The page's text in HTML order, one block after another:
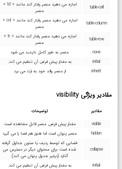
table-cell
اجازه می دهید عنصر رفتار کند مانند < td >
عنصر
table-column
اجازه می دهید عنصر رفتار کند مانند < col >
عنصر
table-row
اجازه می دهید عنصر رفتار کند مانند < tr >
عنصر
none
عنصر به طور کامل ناپدید می شود
initial
به مقدار پیش فرض آن تنظیم می کند.
inherit
از عنصر والد خود به ارث می برد
مقادیر ویژگی visibility
مقادیر توضیحات
visible
مقدار پیش فرض. عنصر قابل مشاهده است
hidden
عنصر پنهان است اما هنوز هم فضا را می گیرد
collapse
فضایی که توسط ردیف یا ستون جداول گرفته
شده است برای محتوای دیگر در دسترس می
گذارد (درغیر جدول پنهان می کند).
initial به مقدار پیش فرض آن تنظیم می کند.